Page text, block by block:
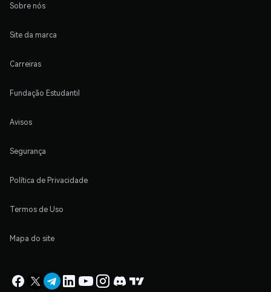
Sobre nós
Site da marca
Carreiras
Fundação Estudantil
Avisos
Segurança
Política de Privacidade
Termos de Uso
Mapa do site